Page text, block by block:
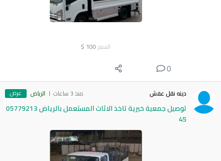
السعر 100
$
0
دينه نقل عفش منذ 3 ساعات الرياض عرض
توصيل جمعية خيرية تاخذ الاثاث المستعمل بالرياض 05779213
45